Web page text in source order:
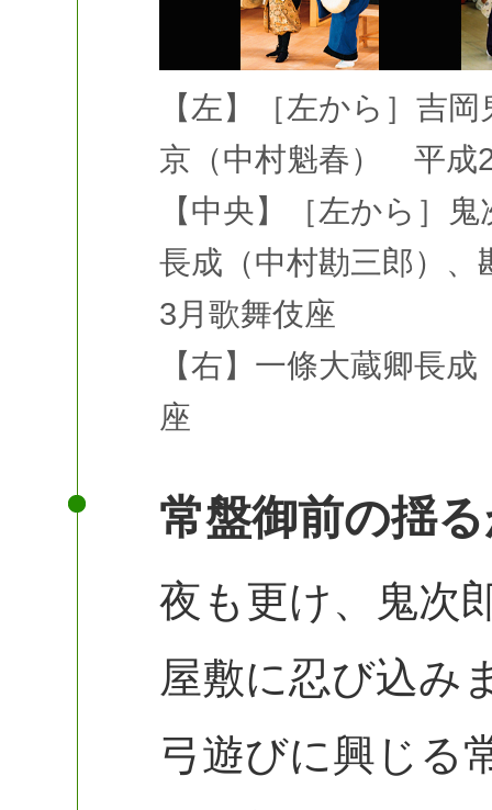
【左】［左から］吉
京（中村魁春） 平成
【中央】［左から］
長成（中村勘三郎）、
3月歌舞伎座
【右】一條大蔵卿長
座
常盤御前の揺
夜も更け、鬼次
屋敷に忍び込み
弓遊びに興じる